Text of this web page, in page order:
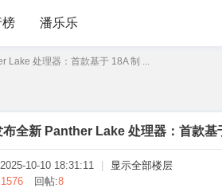
榜 潘乐乐
Lake 处理器：首款基于 18A 制 ...
布全新 Panther Lake 处理器：首款基
10-10 18:31:11
显示全部楼层
1576 回帖:8